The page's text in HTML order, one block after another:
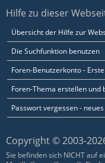
Hilfe zu dieser
Übersicht der Hilfe zur
Die Suchfunktion benutzen
Foren-Benutzerkonto -
Foren-Thema erstellen und
Passwort vergessen -
Copyright © 2003-
Sie befinden sich NICHT auf